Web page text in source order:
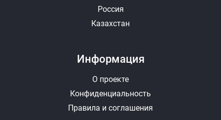
Россия
Казахстан
Информация
О проекте
Конфиденциальность
Правила и соглашения